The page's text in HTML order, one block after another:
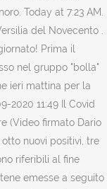
Today at 7:23 AM.
del Novecento .
Prima il
nel gruppo "bolla"
ieri mattina per la
2020 11:49 Il Covid
(Video firmato Dario
nuovi positivi, tre
riferibili al fine
emesse a seguito